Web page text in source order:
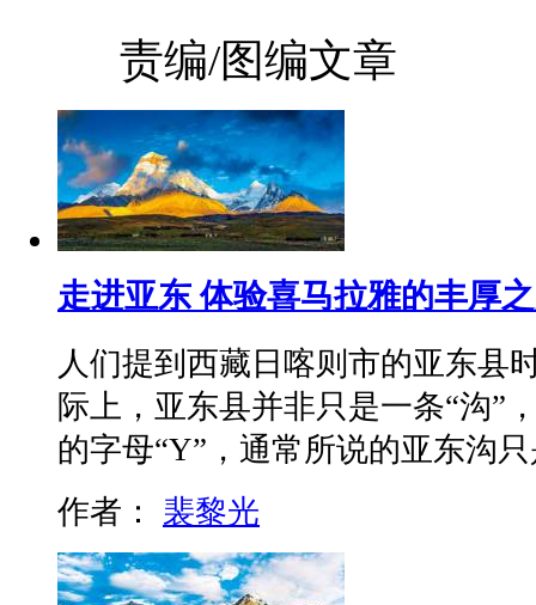
责编/图编文章
走进亚东 体验喜马拉雅的丰厚
人们提到西藏日喀则市的亚东县
际上，亚东县并非只是一条“沟”
的字母“Y”，通常所说的亚东沟
作者： 裴黎光